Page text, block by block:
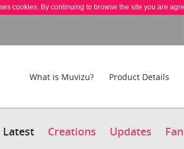
cookies. By continuing to browse the site you are
What is Muvizu? Product Details
Latest Creations Updates